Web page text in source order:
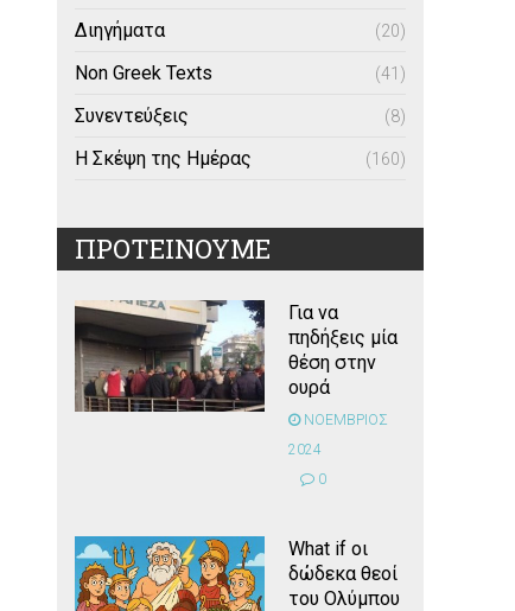
Διηγήματα (20)
Non Greek Texts (41)
Συνεντεύξεις (8)
Η Σκέψη της Ημέρας (160)
ΠΡΟΤΕΙΝΟΥΜΕ
Για να
πηδήξεις μία
θέση στην
ουρά
ΝΟΕΜΒΡΙΟΣ
2024
0
What if οι
δώδεκα θεοί
του Ολύμπου